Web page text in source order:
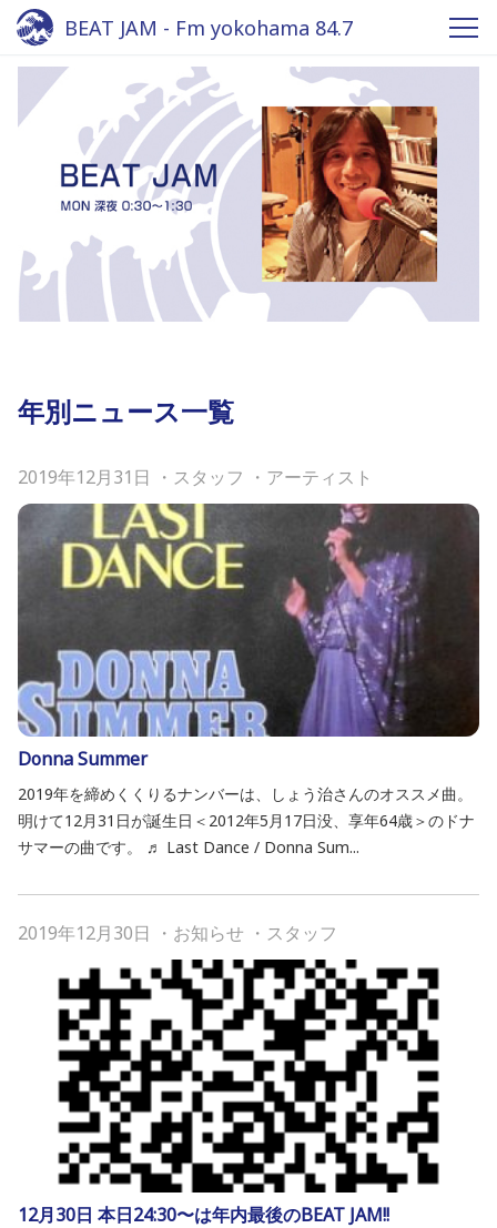
BEAT JAM - Fm yokohama 84.7
年別ニュース一覧
2019年12月31日 ・ スタッフ ・ アーティスト
Donna Summer
2019年を締めくくりるナンバーは、しょう治さんのオススメ曲。
明けて12月31日が誕生日＜2012年5月17日没、享年64歳＞のドナ
サマーの曲です。 ♬ Last Dance / Donna Sum...
2019年12月30日 ・ お知らせ ・ スタッフ
12月30日 本日24:30〜は年内最後のBEAT JAM!!